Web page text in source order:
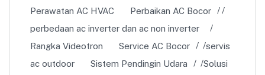
Perawatan AC HVAC
Perbaikan AC Bocor
perbedaan ac inverter dan ac non inverter
Rangka Videotron
Service AC Bocor
servis
ac outdoor
Sistem Pendingin Udara
Solusi